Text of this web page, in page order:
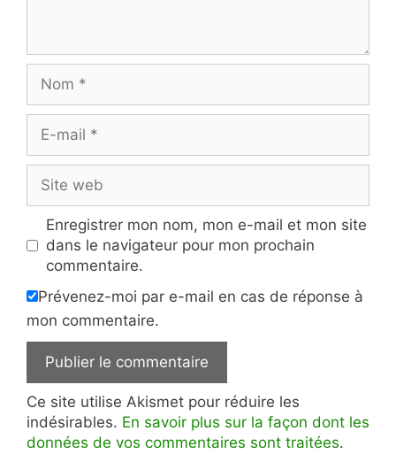
mail
web
Enregistrer mon nom, mon e-mail et mon site
dans le navigateur pour mon prochain
commentaire.
Prévenez-moi par e-mail en cas de réponse à
mon commentaire.
Ce site utilise Akismet pour réduire les
indésirables. En savoir plus sur la façon dont les
données de vos commentaires sont traitées.